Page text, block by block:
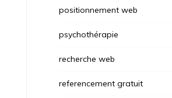
positionnement web
psychothérapie
recherche web
referencement gratuit